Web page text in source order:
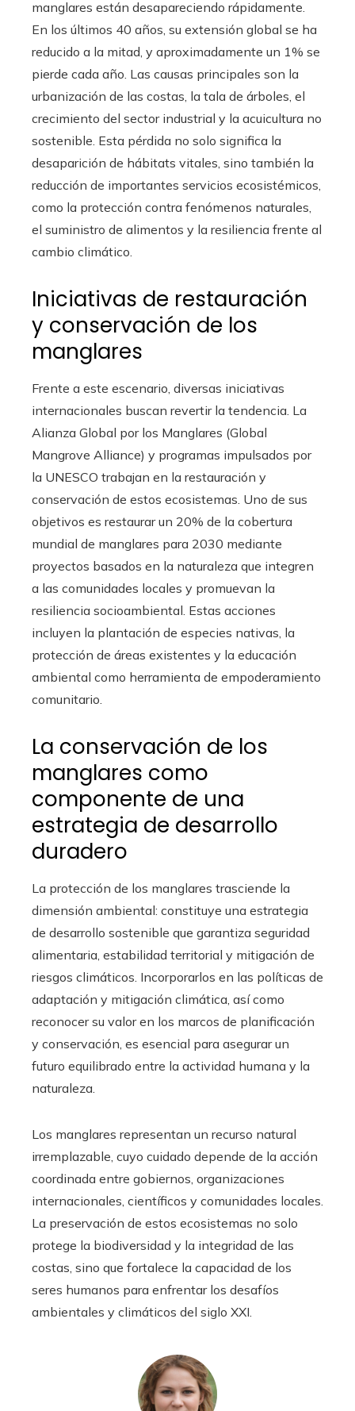
manglares están desapareciendo rápidamente.
En los últimos 40 años, su extensión global se ha
reducido a la mitad, y aproximadamente un 1% se
pierde cada año. Las causas principales son la
urbanización de las costas, la tala de árboles, el
crecimiento del sector industrial y la acuicultura no
sostenible. Esta pérdida no solo significa la
desaparición de hábitats vitales, sino también la
reducción de importantes servicios ecosistémicos,
como la protección contra fenómenos naturales,
el suministro de alimentos y la resiliencia frente al
cambio climático.
Iniciativas de restauración
y conservación de los
manglares
Frente a este escenario, diversas iniciativas
internacionales buscan revertir la tendencia. La
Alianza Global por los Manglares (Global
Mangrove Alliance) y programas impulsados por
la UNESCO trabajan en la restauración y
conservación de estos ecosistemas. Uno de sus
objetivos es restaurar un 20% de la cobertura
mundial de manglares para 2030 mediante
proyectos basados en la naturaleza que integren
a las comunidades locales y promuevan la
resiliencia socioambiental. Estas acciones
incluyen la plantación de especies nativas, la
protección de áreas existentes y la educación
ambiental como herramienta de empoderamiento
comunitario.
La conservación de los
manglares como
componente de una
estrategia de desarrollo
duradero
La protección de los manglares trasciende la
dimensión ambiental: constituye una estrategia
de desarrollo sostenible que garantiza seguridad
alimentaria, estabilidad territorial y mitigación de
riesgos climáticos. Incorporarlos en las políticas de
adaptación y mitigación climática, así como
reconocer su valor en los marcos de planificación
y conservación, es esencial para asegurar un
futuro equilibrado entre la actividad humana y la
naturaleza.
Los manglares representan un recurso natural
irremplazable, cuyo cuidado depende de la acción
coordinada entre gobiernos, organizaciones
internacionales, científicos y comunidades locales.
La preservación de estos ecosistemas no solo
protege la biodiversidad y la integridad de las
costas, sino que fortalece la capacidad de los
seres humanos para enfrentar los desafíos
ambientales y climáticos del siglo XXI.